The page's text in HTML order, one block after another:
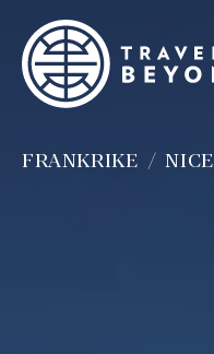
FRANKRIKE NICE